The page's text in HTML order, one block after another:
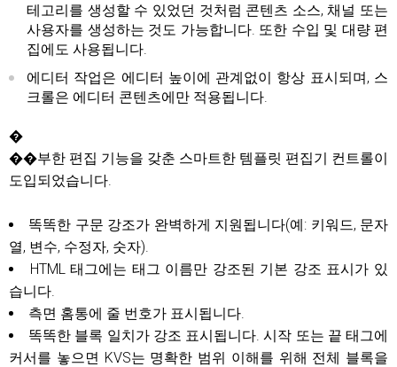
테고리를 생성할 수 있었던 것처럼 콘텐츠 소스, 채널 또는
사용자를 생성하는 것도 가능합니다. 또한 수입 및 대량 편
집에도 사용됩니다.
에디터 작업은 에디터 높이에 관계없이 항상 표시되며, 스
크롤은 에디터 콘텐츠에만 적용됩니다.
�
��부한 편집 기능을 갖춘 스마트한 템플릿 편집기 컨트롤이
도입되었습니다.
똑똑한 구문 강조가 완벽하게 지원됩니다(예: 키워드, 문자
열, 변수, 수정자, 숫자).
HTML 태그에는 태그 이름만 강조된 기본 강조 표시가 있
습니다.
측면 홈통에 줄 번호가 표시됩니다.
똑똑한 블록 일치가 강조 표시됩니다. 시작 또는 끝 태그에
커서를 놓으면 KVS는 명확한 범위 이해를 위해 전체 블록을